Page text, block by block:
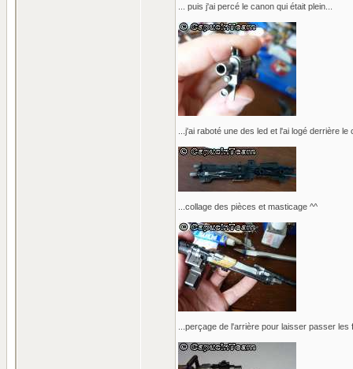
... puis j'ai percé le canon qui était plein...
...j'ai raboté une des led et l'ai logé derrière le
...collage des pièces et masticage ^^
...perçage de l'arrière pour laisser passer les